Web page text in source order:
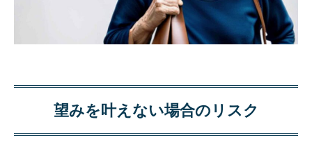
望みを叶えない場合のリスク